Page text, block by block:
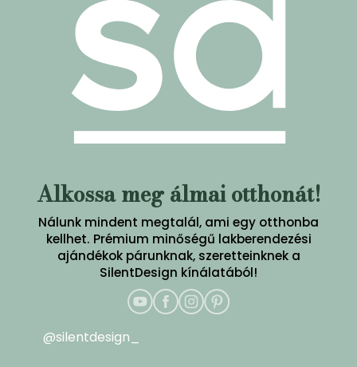
Alkossa meg álmai otthonát!
Nálunk mindent megtalál, ami egy otthonba
kellhet. Prémium minőségű lakberendezési
ajándékok párunknak, szeretteinknek a
SilentDesign kínálatából!
@silentdesign_